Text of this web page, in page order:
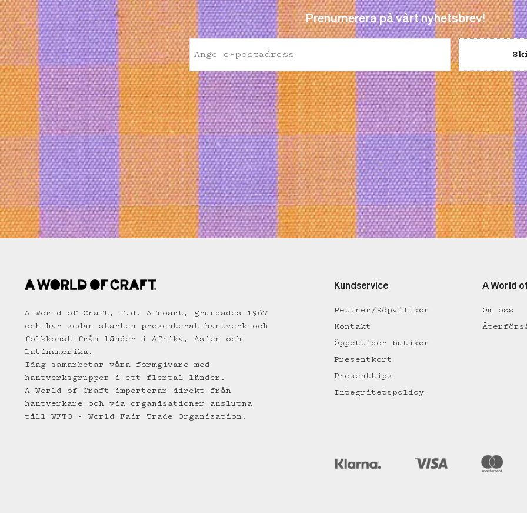
Prenumerera på vårt nyhetsbrev!
A World of Craft, f.d. Afroart, grundades 1967
och har sedan starten presenterat hantverk och
folkkonst från länder i Afrika, Asien och
Latinamerika.
Idag samarbetar våra formgivare med
hantverksgrupper i ett flertal länder.
A World of Craft importerar direkt från
hantverkare och via organisationer anslutna
till WFTO - World Fair Trade Organization.
Kundservice
Returer/Köpvillkor
Kontakt
Öppettider butiker
Presentkort
Presenttips
Integritetspolicy
A World
Om oss